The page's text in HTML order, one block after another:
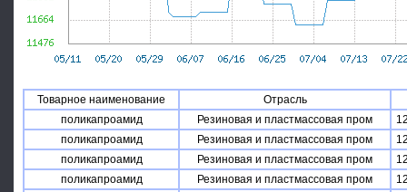
Товарное наименование
Отрасль
поликапроамид
Резиновая и пластмассовая пром
поликапроамид
Резиновая и пластмассовая пром
поликапроамид
Резиновая и пластмассовая пром
поликапроамид
Резиновая и пластмассовая пром